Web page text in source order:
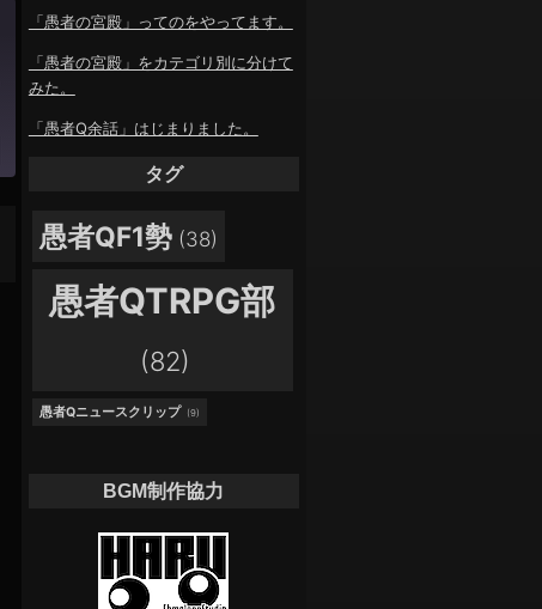
「愚者の宮殿」ってのをやってます。
「愚者の宮殿」をカテゴリ別に分けて
みた。
「愚者Q余話」はじまりました。
タグ
愚者QF1勢 (38)
愚者QTRPG部
(82)
愚者Qニュースクリップ (9)
BGM制作協力